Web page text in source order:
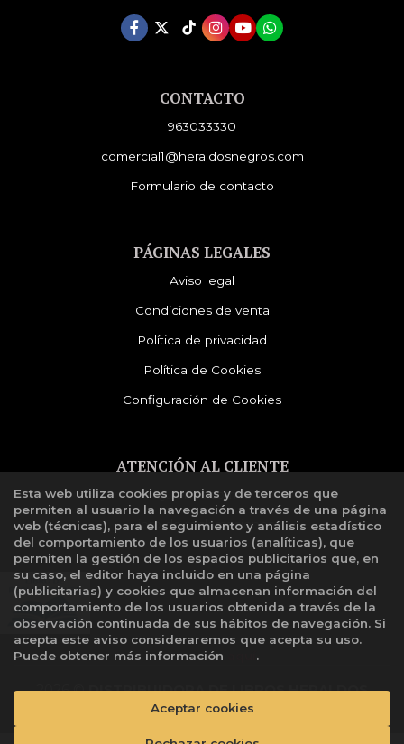
CONTACTO
963033330
comercial1@heraldosnegros.com
Formulario de contacto
PÁGINAS LEGALES
Aviso legal
Condiciones de venta
Política de privacidad
Política de Cookies
Configuración de Cookies
ATENCIÓN AL CLIENTE
Quiénes somos
Libro de reclamaciones
2026 ©DISTRIBUIDORA DE LIBROS HERALDOS
. Todos los Derechos Reservados |
Esta web utiliza cookies propias y de terceros que
permiten al usuario la navegación a través de una página
web (técnicas), para el seguimiento y análisis estadístico
del comportamiento de los usuarios (analíticas), que
permiten la gestión de los espacios publicitarios que, en
su caso, el editor haya incluido en una página
(publicitarias) y cookies que almacenan información del
comportamiento de los usuarios obtenida a través de la
observación continuada de sus hábitos de navegación. Si
acepta este aviso consideraremos que acepta su uso.
Puede obtener más información
.
Aceptar cookies